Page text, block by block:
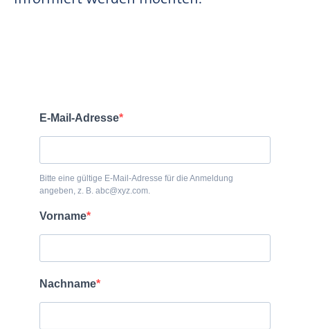
E-Mail-Adresse
Bitte eine gültige E-Mail-Adresse für die Anmeldung
angeben, z. B. abc@xyz.com.
Vorname
Nachname